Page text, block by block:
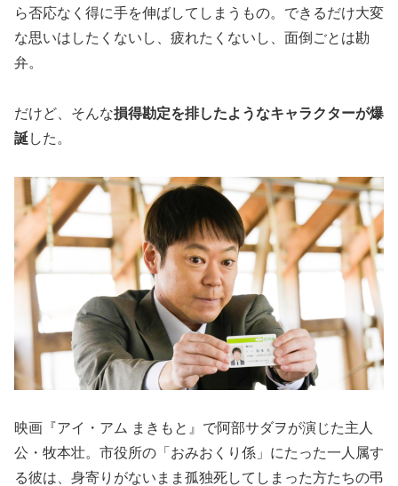
ら否応なく得に手を伸ばしてしまうもの。できるだけ大変
な思いはしたくないし、疲れたくないし、面倒ごとは勘
弁。
だけど、そんな損得勘定を排したようなキャラクターが爆
誕した。
映画『アイ・アム まきもと』で阿部サダヲが演じた主人
公・牧本壮。市役所の「おみおくり係」にたった一人属す
る彼は、身寄りがないまま孤独死してしまった方たちの弔